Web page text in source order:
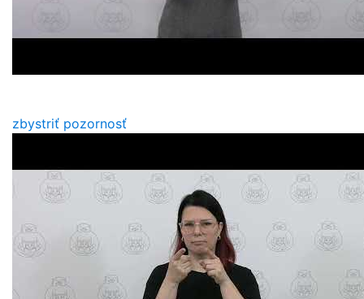
zbystriť pozornosť